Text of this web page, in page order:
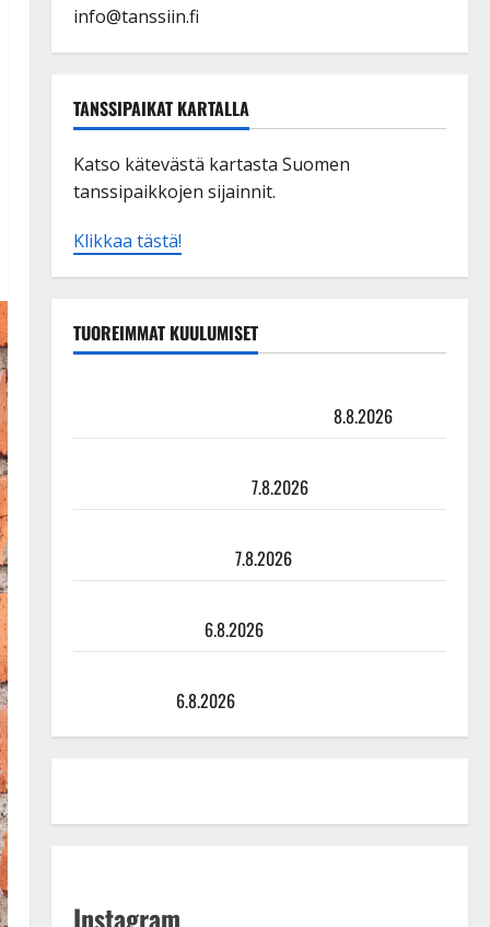
info@tanssiin.fi
TANSSIPAIKAT KARTALLA
Katso kätevästä kartasta Suomen
tanssipaikkojen sijainnit.
Klikkaa tästä!
TUOREIMMAT KUULUMISET
8.8.2026
7.8.2026
7.8.2026
6.8.2026
6.8.2026
Instagram